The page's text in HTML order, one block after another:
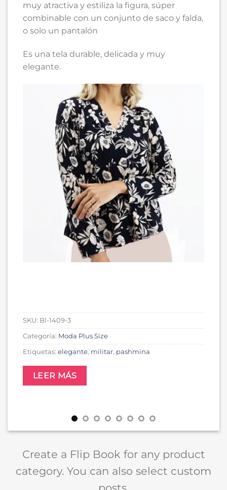
muy atractiva y estiliza la figura, súper
combinable con un conjunto de saco y falda,
o solo un pantalón
Es una tela durable, delicada y muy
elegante.
SKU: Bl-1409-3
Categoría: Moda Plus Size
Etiquetas: elegante, militar, pashmina
LEER MÁS
Create a Flip Book for any product
category. You can also select custom
posts.